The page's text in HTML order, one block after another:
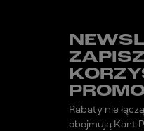
Rabaty nie
obejmują Kart